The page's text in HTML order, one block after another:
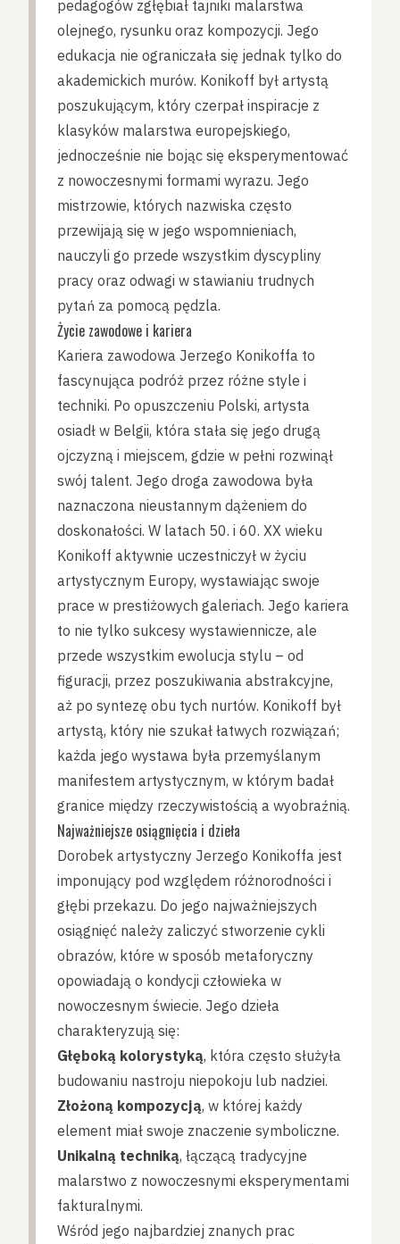
pedagogów zgłębiał tajniki malarstwa
olejnego, rysunku oraz kompozycji. Jego
edukacja nie ograniczała się jednak tylko do
akademickich murów. Konikoff był artystą
poszukującym, który czerpał inspiracje z
klasyków malarstwa europejskiego,
jednocześnie nie bojąc się eksperymentować
z nowoczesnymi formami wyrazu. Jego
mistrzowie, których nazwiska często
przewijają się w jego wspomnieniach,
nauczyli go przede wszystkim dyscypliny
pracy oraz odwagi w stawianiu trudnych
pytań za pomocą pędzla.
Życie zawodowe i kariera
Kariera zawodowa Jerzego Konikoffa to
fascynująca podróż przez różne style i
techniki. Po opuszczeniu Polski, artysta
osiadł w Belgii, która stała się jego drugą
ojczyzną i miejscem, gdzie w pełni rozwinął
swój talent. Jego droga zawodowa była
naznaczona nieustannym dążeniem do
doskonałości. W latach 50. i 60. XX wieku
Konikoff aktywnie uczestniczył w życiu
artystycznym Europy, wystawiając swoje
prace w prestiżowych galeriach. Jego kariera
to nie tylko sukcesy wystawiennicze, ale
przede wszystkim ewolucja stylu – od
figuracji, przez poszukiwania abstrakcyjne,
aż po syntezę obu tych nurtów. Konikoff był
artystą, który nie szukał łatwych rozwiązań;
każda jego wystawa była przemyślanym
manifestem artystycznym, w którym badał
granice między rzeczywistością a wyobraźnią.
Najważniejsze osiągnięcia i dzieła
Dorobek artystyczny Jerzego Konikoffa jest
imponujący pod względem różnorodności i
głębi przekazu. Do jego najważniejszych
osiągnięć należy zaliczyć stworzenie cykli
obrazów, które w sposób metaforyczny
opowiadają o kondycji człowieka w
nowoczesnym świecie. Jego dzieła
charakteryzują się:
Głęboką kolorystyką, która często służyła
budowaniu nastroju niepokoju lub nadziei.
Złożoną kompozycją, w której każdy
element miał swoje znaczenie symboliczne.
Unikalną techniką, łączącą tradycyjne
malarstwo z nowoczesnymi eksperymentami
fakturalnymi.
Wśród jego najbardziej znanych prac